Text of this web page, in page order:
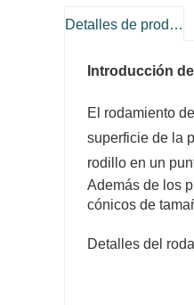
Detalles de producto
Introducción
El rodamiento
superficie de la
rodillo en un
Además de los
cónicos de
Detalles del